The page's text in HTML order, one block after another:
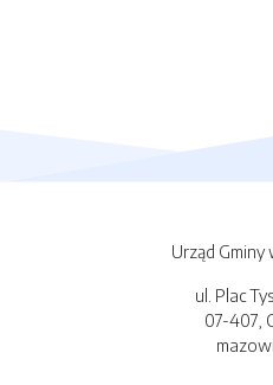
Urząd Gminy
ul. Plac
07-407,